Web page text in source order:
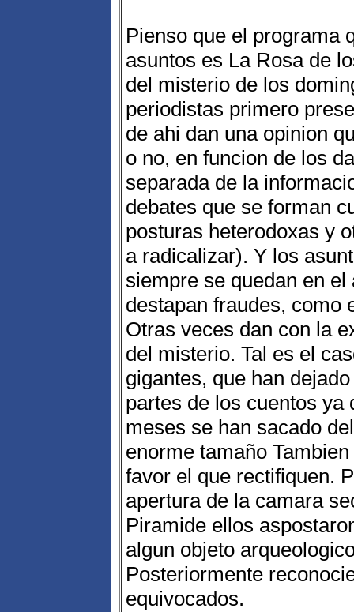
Pienso que el programa
asuntos es La Rosa de
del misterio de los
periodistas primero
de ahi dan una opinion
o no, en funcion de los
separada de la
debates que se forman
posturas heterodoxas y
a radicalizar). Y los
siempre se quedan en
destapan fraudes, como
Otras veces dan con la
del misterio. Tal es el
gigantes, que han
partes de los cuentos ya
meses se han sacado
enorme tamaño
favor el que rectifiquen.
apertura de la camara
Piramide ellos
algun objeto
Posteriormente
equivocados.